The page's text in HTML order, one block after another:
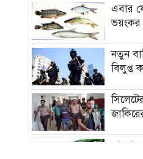
এবার
ভয়ংকর
নতুন
বিলুপ্ত